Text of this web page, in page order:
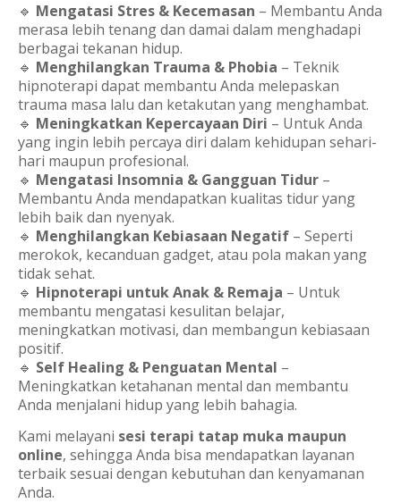
🔹 Mengatasi Stres & Kecemasan – Membantu Anda
merasa lebih tenang dan damai dalam menghadapi
berbagai tekanan hidup.
🔹 Menghilangkan Trauma & Phobia – Teknik
hipnoterapi dapat membantu Anda melepaskan
trauma masa lalu dan ketakutan yang menghambat.
🔹 Meningkatkan Kepercayaan Diri – Untuk Anda
yang ingin lebih percaya diri dalam kehidupan sehari-
hari maupun profesional.
🔹 Mengatasi Insomnia & Gangguan Tidur –
Membantu Anda mendapatkan kualitas tidur yang
lebih baik dan nyenyak.
🔹 Menghilangkan Kebiasaan Negatif – Seperti
merokok, kecanduan gadget, atau pola makan yang
tidak sehat.
🔹 Hipnoterapi untuk Anak & Remaja – Untuk
membantu mengatasi kesulitan belajar,
meningkatkan motivasi, dan membangun kebiasaan
positif.
🔹 Self Healing & Penguatan Mental –
Meningkatkan ketahanan mental dan membantu
Anda menjalani hidup yang lebih bahagia.
Kami melayani sesi terapi tatap muka maupun
online, sehingga Anda bisa mendapatkan layanan
terbaik sesuai dengan kebutuhan dan kenyamanan
Anda.